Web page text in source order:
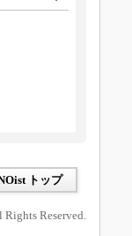
トップ
Reserved.